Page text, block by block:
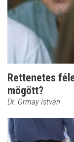
Rettenetes
mögött?
Dr. Ormay István